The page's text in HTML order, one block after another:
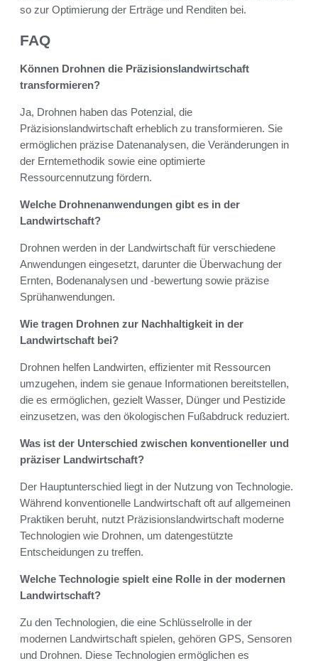
so zur Optimierung der Erträge und Renditen bei.
FAQ
Können Drohnen die Präzisionslandwirtschaft
transformieren?
Ja, Drohnen haben das Potenzial, die
Präzisionslandwirtschaft erheblich zu transformieren. Sie
ermöglichen präzise Datenanalysen, die Veränderungen in
der Erntemethodik sowie eine optimierte
Ressourcennutzung fördern.
Welche Drohnenanwendungen gibt es in der
Landwirtschaft?
Drohnen werden in der Landwirtschaft für verschiedene
Anwendungen eingesetzt, darunter die Überwachung der
Ernten, Bodenanalysen und -bewertung sowie präzise
Sprühanwendungen.
Wie tragen Drohnen zur Nachhaltigkeit in der
Landwirtschaft bei?
Drohnen helfen Landwirten, effizienter mit Ressourcen
umzugehen, indem sie genaue Informationen bereitstellen,
die es ermöglichen, gezielt Wasser, Dünger und Pestizide
einzusetzen, was den ökologischen Fußabdruck reduziert.
Was ist der Unterschied zwischen konventioneller und
präziser Landwirtschaft?
Der Hauptunterschied liegt in der Nutzung von Technologie.
Während konventionelle Landwirtschaft oft auf allgemeinen
Praktiken beruht, nutzt Präzisionslandwirtschaft moderne
Technologien wie Drohnen, um datengestützte
Entscheidungen zu treffen.
Welche Technologie spielt eine Rolle in der modernen
Landwirtschaft?
Zu den Technologien, die eine Schlüsselrolle in der
modernen Landwirtschaft spielen, gehören GPS, Sensoren
und Drohnen. Diese Technologien ermöglichen es